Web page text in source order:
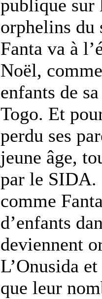
publique sur
orphelins du
Fanta va à
Noël,
enfants de
Togo. Et
perdu ses
jeune âge,
par le SIDA.
comme
d’enfants
deviennent
L’Onusida
que leur